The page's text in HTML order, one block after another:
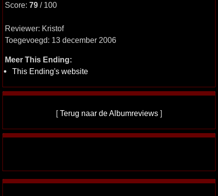
Score: 79 / 100
Reviewer: Kristof
Toegevoegd: 13 december 2006
Meer This Ending:
This Ending's website
[Terug naar de Albumreviews ]